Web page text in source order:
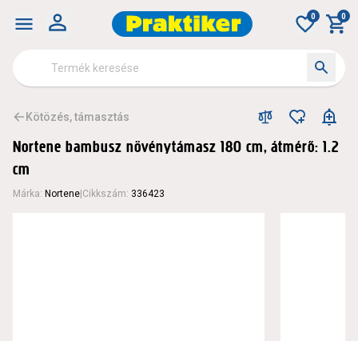
0 0
Kötözés, támasztás
Nortene bambusz növénytámasz 180 cm, átmérő: 1.2
cm
Márka: Nortene Cikkszám: 336423